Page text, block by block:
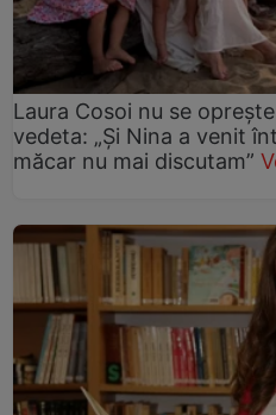
Laura Cosoi nu se
vedeta: „Și Nina a venit
măcar nu mai discutam”